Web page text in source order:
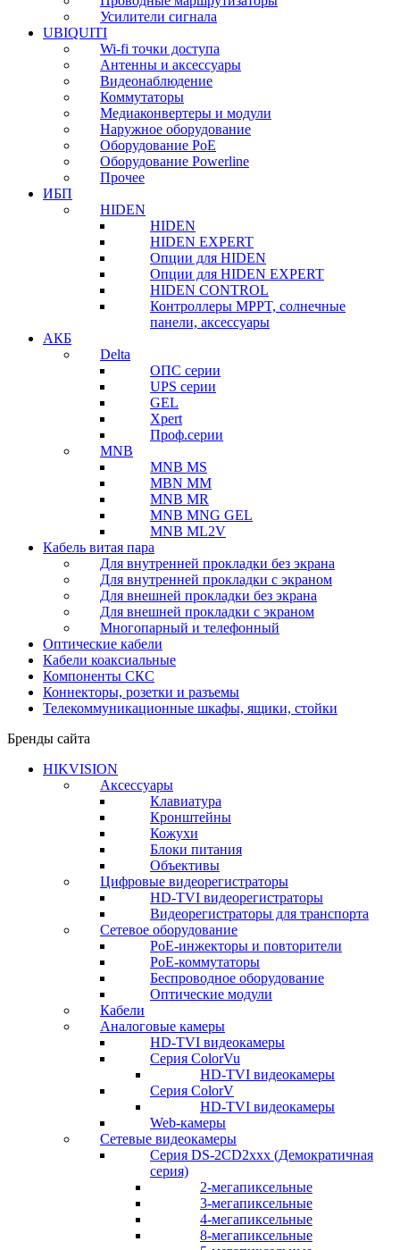
Усилители сигнала
UBIQUITI
Wi-fi точки доступа
Антенны и аксессуары
Видеонаблюдение
Коммутаторы
Медиаконвертеры и модули
Наружное оборудование
Оборудование PoE
Оборудование Powerline
Прочее
ИБП
HIDEN
HIDEN
HIDEN EXPERT
Опции для HIDEN
Опции для HIDEN EXPERT
HIDEN CONTROL
Контроллеры MPPT, солнечные
панели, аксессуары
АКБ
Delta
ОПС серии
UPS серии
GEL
Xpert
Проф.серии
MNB
MNB MS
MBN MM
MNB MR
MNB MNG GEL
MNB ML2V
Кабель витая пара
Для внутренней прокладки без экрана
Для внутренней прокладки с экраном
Для внешней прокладки без экрана
Для внешней прокладки с экраном
Многопарный и телефонный
Оптические кабели
Кабели коаксиальные
Компоненты СКС
Коннекторы, розетки и разъемы
Телекоммуникационные шкафы, ящики, стойки
Бренды сайта
HIKVISION
Аксессуары
Клавиатура
Кронштейны
Кожухи
Блоки питания
Объективы
Цифровые видеорегистраторы
HD-TVI видеорегистраторы
Видеорегистраторы для транспорта
Сетевое оборудование
PoE-инжекторы и повторители
PoE-коммутаторы
Беспроводное оборудование
Оптические модули
Кабели
Аналоговые камеры
HD-TVI видеокамеры
Серия ColorVu
HD-TVI видеокамеры
Серия ColorV
HD-TVI видеокамеры
Web-камеры
Сетевые видеокамеры
Серия DS-2CD2xxx (Демократичная
серия)
2-мегапиксельные
3-мегапиксельные
4-мегапиксельные
8-мегапиксельные